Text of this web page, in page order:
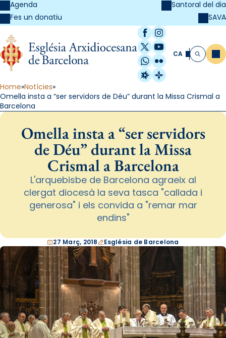
Agenda
Fes un donatiu
Santoral del dia
SAVA
Facebook
Instagram
X / Twitter
YouTube
WhatsApp
Flickr
Radio Estel
Catalunya
CA Cerca
Home Notícies
Omella insta a “ser servidors de Déu” durant la Missa Crismal a
Barcelona
Omella insta a “ser servidors
de Déu” durant la Missa
Crismal a Barcelona
L'arquebisbe de Barcelona agraeix al
clergat diocesà la seva tasca "callada i
generosa" i els convida a "remar mar
endins"
27 Març, 2018 Església de Barcelona